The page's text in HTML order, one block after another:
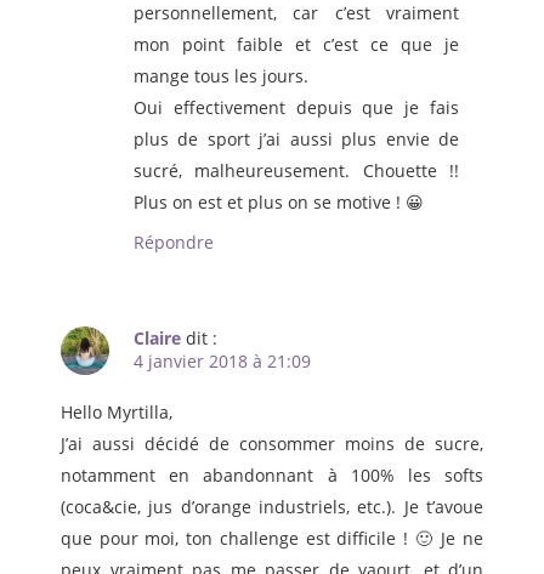
personnellement, car c’est vraiment
mon point faible et c’est ce que je
mange tous les jours.
Oui effectivement depuis que je fais
plus de sport j’ai aussi plus envie de
sucré, malheureusement. Chouette !!
Plus on est et plus on se motive ! 😀
Répondre
Claire dit :
4 janvier 2018 à 21:09
Hello Myrtilla,
J’ai aussi décidé de consommer moins de sucre,
notamment en abandonnant à 100% les softs
(coca&cie, jus d’orange industriels, etc.). Je t’avoue
que pour moi, ton challenge est difficile ! 🙂 Je ne